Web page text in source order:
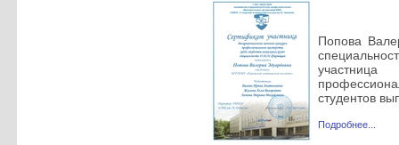
Попова
студентов
Подробнее...